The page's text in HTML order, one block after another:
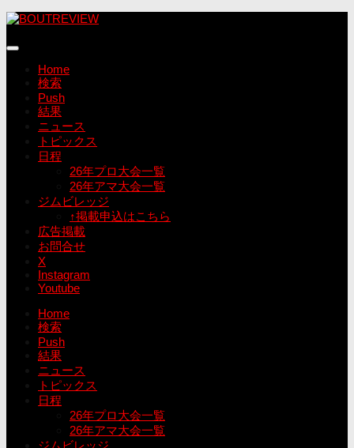
コ
テ
Home
検索
Push
結果
ニュース
トピックス
日程
26年プロ大会一覧
26年アマ大会一覧
ジムビレッジ
↑掲載申込はこちら
広告掲載
お問合せ
X
Instagram
Youtube
Home
検索
Push
結果
ニュース
トピックス
日程
26年プロ大会一覧
26年アマ大会一覧